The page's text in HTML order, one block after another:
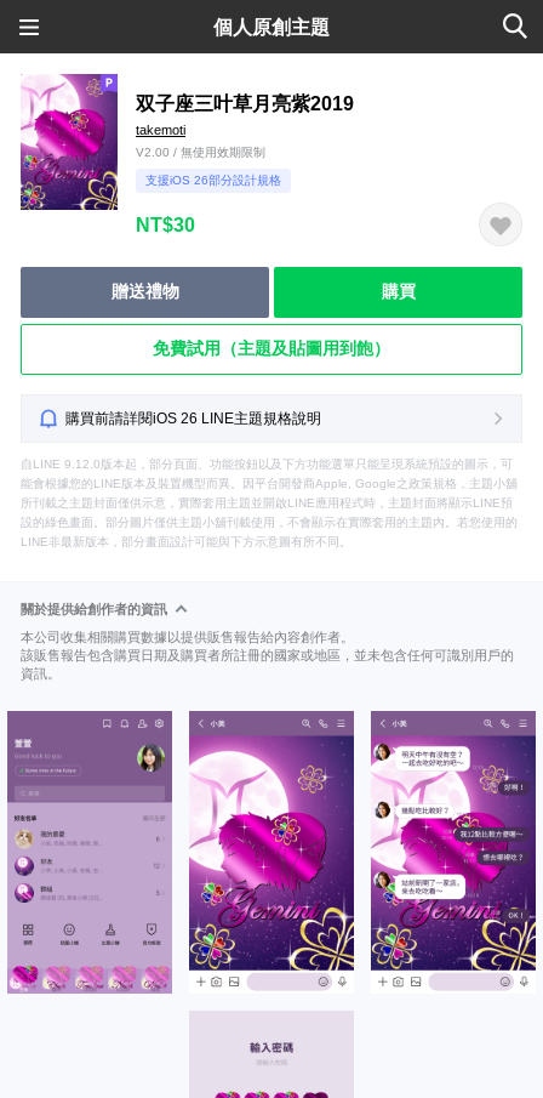
個人原創主題
双子座三叶草月亮紫2019
takemoti
V2.00 / 無使用效期限制
支援iOS 26部分設計規格
NT$30
贈送禮物 購買
免費試用（主題及貼圖用到飽）
購買前請詳閱iOS 26 LINE主題規格說明
自LINE 9.12.0版本起，部分頁面、功能按鈕以及下方功能選單只能呈現系統預設的圖示，可
能會根據您的LINE版本及裝置機型而異。因平台開發商Apple, Google之政策規格，主題小舖
所刊載之主題封面僅供示意，實際套用主題並開啟LINE應用程式時，主題封面將顯示LINE預
設的綠色畫面。部分圖片僅供主題小舖刊載使用，不會顯示在實際套用的主題內。若您使用的
LINE非最新版本，部分畫面設計可能與下方示意圖有所不同。
關於提供給創作者的資訊
本公司收集相關購買數據以提供販售報告給內容創作者。
該販售報告包含購買日期及購買者所註冊的國家或地區，並未包含任何可識別用戶的
資訊。